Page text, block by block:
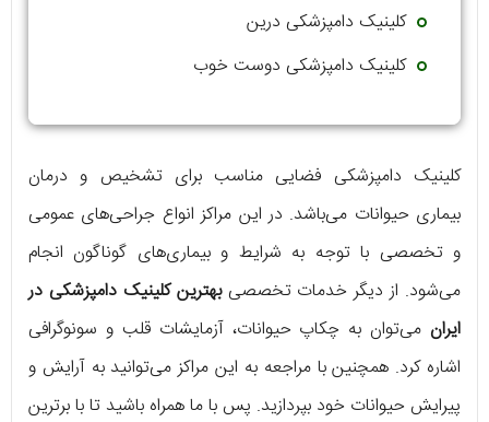
کلینیک دامپزشکی درین
کلینیک دامپزشکی دوست خوب
کلینیک دامپزشکی فضایی مناسب برای تشخیص و درمان
بیماری حیوانات می‌باشد. در این مراکز انواع جراحی‌های عمومی
و تخصصی با توجه به شرایط و بیماری‌های گوناگون انجام
می‌شود. از دیگر خدمات تخصصیبهترین کلینیک دامپزشکی در
ایران می‌توان به چکاپ حیوانات، آزمایشات قلب و سونوگرافی
اشاره کرد. همچنین با مراجعه به این مراکز می‌توانید به آرایش و
پیرایش حیوانات خود بپردازید. پس با ما همراه باشید تا با برترین